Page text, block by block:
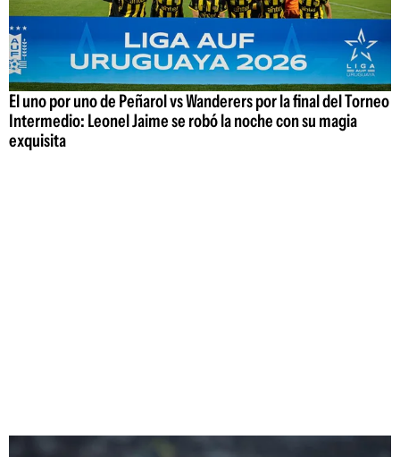
El uno por uno de Peñarol vs Wanderers por la final del Torneo
Intermedio: Leonel Jaime se robó la noche con su magia
exquisita